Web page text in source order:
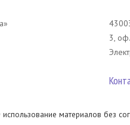
3,
материалов без